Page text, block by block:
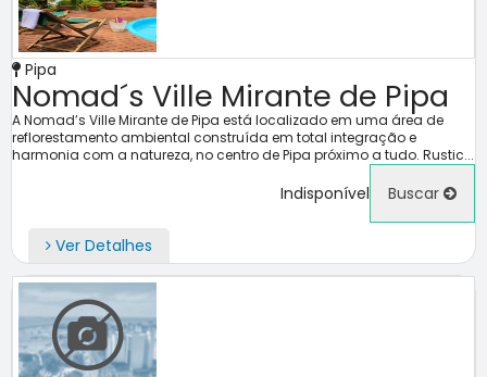
Pipa
Nomad´s Ville Mirante de Pipa
A Nomad’s Ville Mirante de Pipa está localizado em uma área de
reflorestamento ambiental construída em total integração e
harmonia com a natureza, no centro de Pipa próximo a tudo. Rustic...
Indisponível Buscar
Ver Detalhes